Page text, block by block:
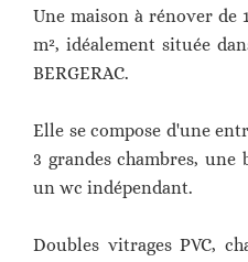
Une maison à rénover de
m², idéalement située
BERGERAC.
Elle se compose d'une
3 grandes chambres, une
un wc indépendant.
Doubles vitrages PVC,